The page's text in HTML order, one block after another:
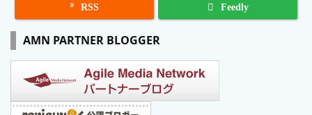
 RSS Feedly
AMN PARTNER BLOGGER